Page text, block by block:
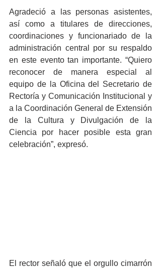
Agradeció a las personas asistentes,
así como a titulares de direcciones,
coordinaciones y funcionariado de la
administración central por su respaldo
en este evento tan importante. “Quiero
reconocer de manera especial al
equipo de la Oficina del Secretario de
Rectoría y Comunicación Institucional y
a la Coordinación General de Extensión
de la Cultura y Divulgación de la
Ciencia por hacer posible esta gran
celebración”, expresó.
El rector señaló que el orgullo cimarrón